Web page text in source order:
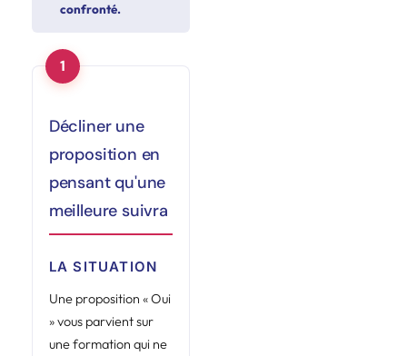
confronté.
Décliner une
proposition en
pensant qu'une
meilleure suivra
LA SITUATION
Une proposition « Oui
» vous parvient sur
une formation qui ne